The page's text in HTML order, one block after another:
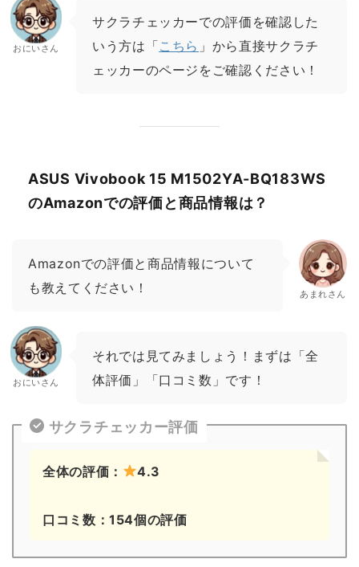
おにいさん
サクラチェッカーでの評価を確認した
いう方は「こちら 」から直接サクラチ
ェッカーのページをご確認ください！
ASUS Vivobook 15 M1502YA-BQ183WS
のAmazonでの評価と商品情報は？
Amazonでの評価と商品情報について
も教えてください！
あまれさん
おにいさん
それでは見てみましょう！まずは「全
体評価」「口コミ数」です！
サクラチェッカー評価
全体の評価： 4.3
口コミ数：154個の評価